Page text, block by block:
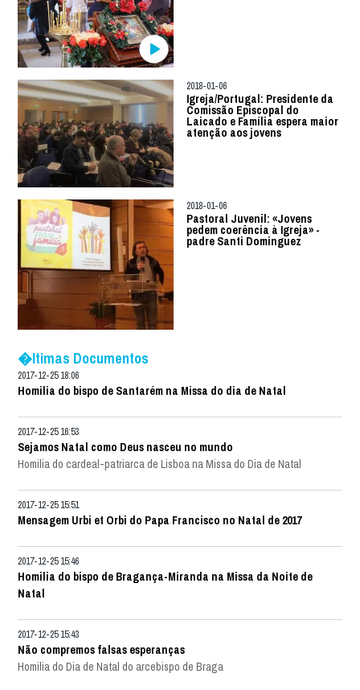
2018-01-06
Igreja/Portugal: Presidente da
Comissão Episcopal do
Laicado e Família espera maior
atenção aos jovens
2018-01-06
Pastoral Juvenil: «Jovens
pedem coerência à Igreja» -
padre Santi Dominguez
�ltimas Documentos
2017-12-25 18:06
Homilia do bispo de Santarém na Missa do dia de Natal
2017-12-25 16:53
Sejamos Natal como Deus nasceu no mundo
Homilia do cardeal-patriarca de Lisboa na Missa do Dia de Natal
2017-12-25 15:51
Mensagem Urbi et Orbi do Papa Francisco no Natal de 2017
2017-12-25 15:46
Homilia do bispo de Bragança-Miranda na Missa da Noite de
Natal
2017-12-25 15:43
Não compremos falsas esperanças
Homilia do Dia de Natal do arcebispo de Braga